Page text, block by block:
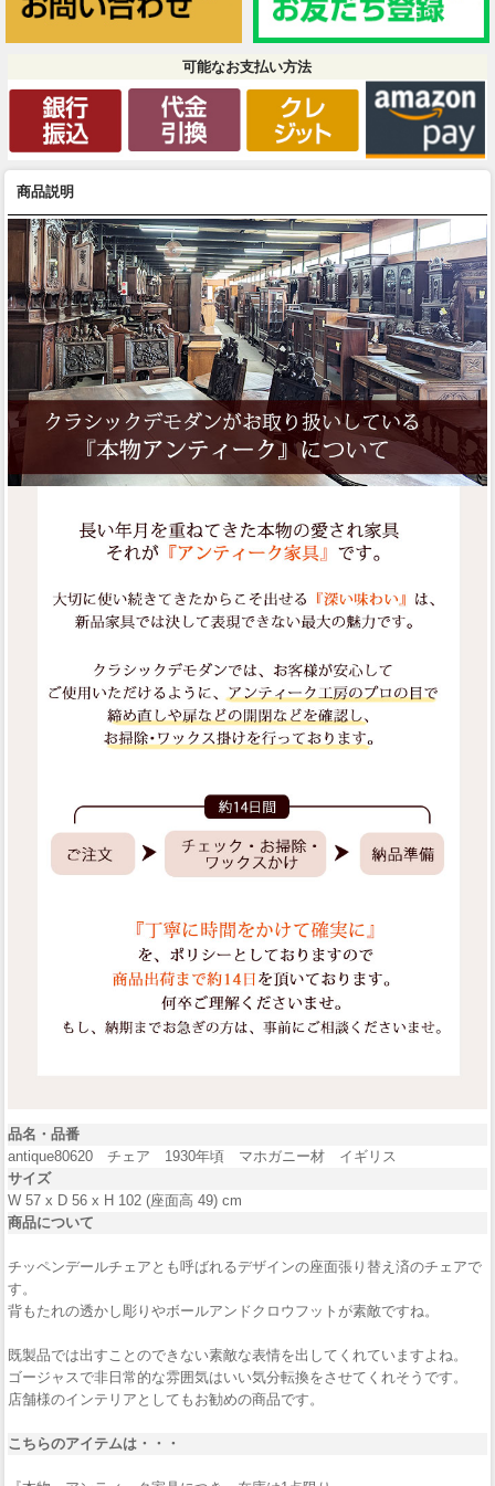
可能なお支払い方法
商品説明
品名・品番
antique80620 チェア 1930年頃 マホガニー材 イギリス
サイズ
W 57 x D 56 x H 102 (座面高 49) cm
商品について
チッペンデールチェアとも呼ばれるデザインの座面張り替え済のチェアで
す。
背もたれの透かし彫りやボールアンドクロウフットが素敵ですね。
既製品では出すことのできない素敵な表情を出してくれていますよね。
ゴージャスで非日常的な雰囲気はいい気分転換をさせてくれそうです。
店舗様のインテリアとしてもお勧めの商品です。
こちらのアイテムは・・・